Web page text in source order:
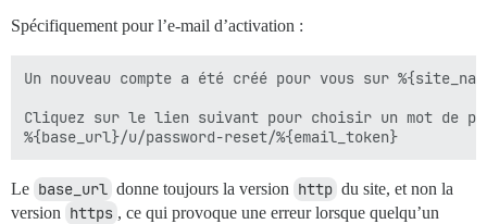
Spécifiquement pour l’e-mail d’activation :
Un nouveau compte a été créé pour vous sur
Cliquez sur le lien suivant pour choisir un mot de
Le base_url donne toujours la version http du site, et non la
version https , ce qui provoque une erreur lorsque quelqu’un